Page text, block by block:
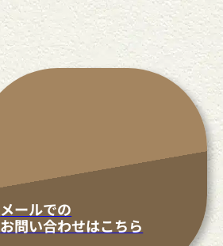
メールでの
お問い合わせはこちら